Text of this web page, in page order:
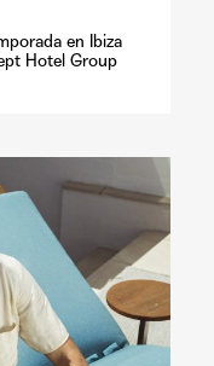
en Ibiza
Hotel Group